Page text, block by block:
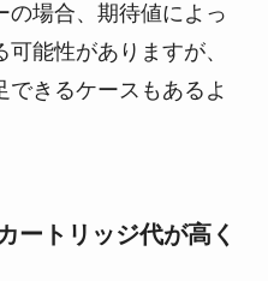
の場合、期待値によっ
能性がありますが、
できるケースもあるよ
ートリッジ代が高く